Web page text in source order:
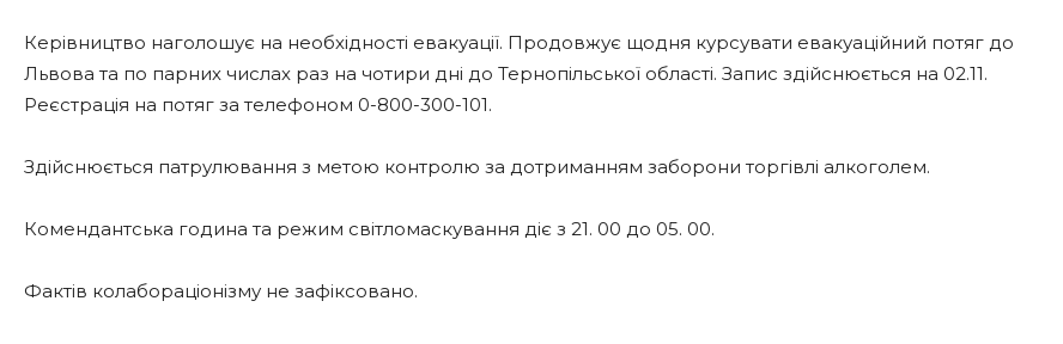
Керівництво наголошує на необхідності евакуації. Продовжує щодня курсувати евакуаційний потяг до
Львова та по парних числах раз на чотири дні до Тернопільської області. Запис здійснюється на 02.11.
Реєстрація на потяг за телефоном 0-800-300-101.
Здійснюється патрулювання з метою контролю за дотриманням заборони торгівлі алкоголем.
Комендантська година та режим світломаскування діє з 21. 00 до 05. 00.
Фактів колабораціонізму не зафіксовано.